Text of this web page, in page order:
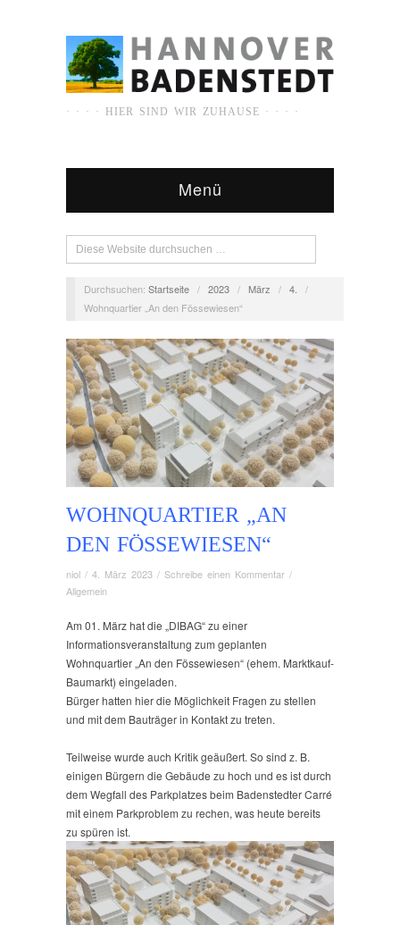
· · · · HIER SIND WIR ZUHAUSE · · · ·
Menü
Durchsuchen: Startseite / 2023 / März / 4.
/
Wohnquartier „An den Fössewiesen“
WOHNQUARTIER „AN
DEN FÖSSEWIESEN“
niol / 4. März 2023 / Schreibe einen Kommentar /
Allgemein
Am 01. März hat die „DIBAG“ zu einer
Informationsveranstaltung zum geplanten
Wohnquartier „An den Fössewiesen“ (ehem. Marktkauf-
Baumarkt) eingeladen.
Bürger hatten hier die Möglichkeit Fragen zu stellen
und mit dem Bauträger in Kontakt zu treten.
Teilweise wurde auch Kritik geäußert. So sind z. B.
einigen Bürgern die Gebäude zu hoch und es ist durch
dem Wegfall des Parkplatzes beim Badenstedter Carré
mit einem Parkproblem zu rechen, was heute bereits
zu spüren ist.